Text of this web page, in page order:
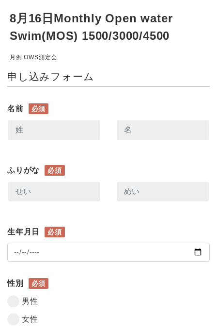
8月16日Monthly Open water
Swim(MOS) 1500/3000/4500
月例 OWS測定会
申し込みフォーム
名前 必須
ふりがな 必須
生年月日 必須
性別 必須
男性
女性